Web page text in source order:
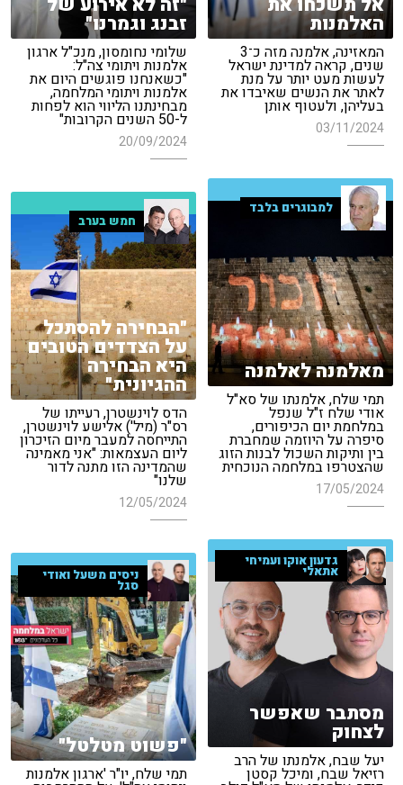
האלמנות
המאזינה, אלמנה מזה כ־3
שנים, קראה למדינת ישראל
לעשות מעט יותר על מנת
לאתר את הנשים שאיבדו את
בעליהן, ולעטוף אותן
03/11/2024
זבנג וגמרנו"
שלומי נחומסון, מנכ"ל ארגון
אלמנות ויתומי צה"ל:
"כשאנחנו פוגשים היום את
אלמנות ויתומי המלחמה,
מבחינתנו הליווי הוא לפחות
ל-50 השנים הקרובות"
20/09/2024
למבוגרים בלבד
מאלמנה לאלמנה
תמי שלח, אלמנתו של סא"ל
אודי שלח ז"ל שנפל
במלחמת יום הכיפורים,
סיפרה על היוזמה שמחברת
בין ותיקות השכול לבנות הזוג
שהצטרפו במלחמה הנוכחית
17/05/2024
חמש בערב
"הבחירה להסתכל
על הצדדים הטובים
היא הבחירה
ההגיונית"
הדס לוינשטרן, רעייתו של
רס"ר (מיל') אלישע לוינשטרן,
התייחסה למעבר מיום הזיכרון
ליום העצמאות: "אני מאמינה
שהמדינה הזו מתנה לדור
שלנו"
12/05/2024
גדעון אוקו ועמיחי
אתאלי
מסתבר שאפשר
לצחוק
יעל שבח, אלמנתו של הרב
רזיאל שבח, ומיכל קסטן
ניסים משעל ואודי
סגל
"פשוט מטלטל"
תמי שלח, יו"ר 'ארגון אלמנות